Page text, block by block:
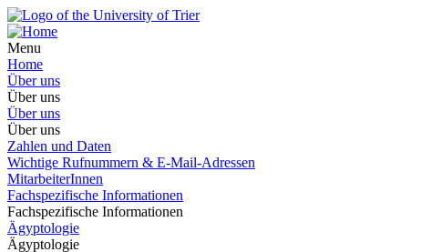
Menu
Home
Über uns
Über uns
Über uns
Über uns
Zahlen und Daten
Wichtige Rufnummern & E-Mail-Adressen
MitarbeiterInnen
Fachspezifische Informationen
Fachspezifische Informationen
Ägyptologie
Ägyptologie